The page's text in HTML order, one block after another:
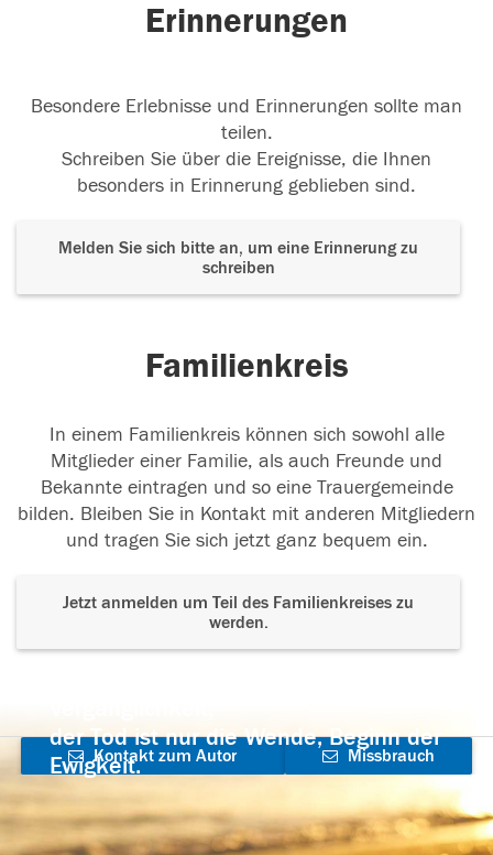
Erinnerungen
Besondere Erlebnisse und Erinnerungen sollte man
teilen.
Schreiben Sie über die Ereignisse, die Ihnen
besonders in Erinnerung geblieben sind.
Melden Sie sich bitte an, um eine Erinnerung zu
schreiben
Familienkreis
In einem Familienkreis können sich sowohl alle
Mitglieder einer Familie, als auch Freunde und
Bekannte eintragen und so eine Trauergemeinde
bilden. Bleiben Sie in Kontakt mit anderen Mitgliedern
und tragen Sie sich jetzt ganz bequem ein.
Jetzt anmelden um Teil des Familienkreises zu
werden.
der Tod ist nur die Wende, Beginn der
Ewigkeit.
Kontakt zum Autor
aufnehmen
Missbrauch